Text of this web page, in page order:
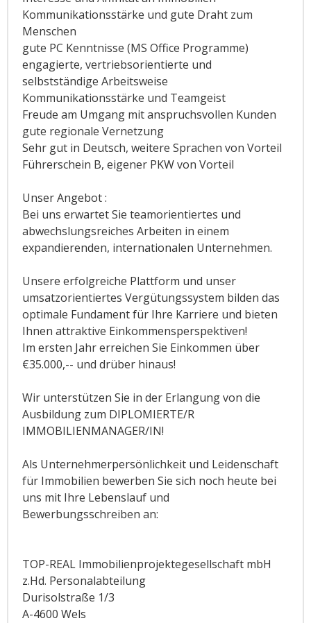
Kommunikationsstärke und gute Draht zum
Menschen
gute PC Kenntnisse (MS Office Programme)
engagierte, vertriebsorientierte und
selbstständige Arbeitsweise
Kommunikationsstärke und Teamgeist
Freude am Umgang mit anspruchsvollen Kunden
gute regionale Vernetzung
Sehr gut in Deutsch, weitere Sprachen von Vorteil
Führerschein B, eigener PKW von Vorteil
Unser Angebot :
Bei uns erwartet Sie teamorientiertes und
abwechslungsreiches Arbeiten in einem
expandierenden, internationalen Unternehmen.
Unsere erfolgreiche Plattform und unser
umsatzorientiertes Vergütungssystem bilden das
optimale Fundament für Ihre Karriere und bieten
Ihnen attraktive Einkommensperspektiven!
Im ersten Jahr erreichen Sie Einkommen über
€35.000,-- und drüber hinaus!
Wir unterstützen Sie in der Erlangung von die
Ausbildung zum DIPLOMIERTE/R
IMMOBILIENMANAGER/IN!
Als Unternehmerpersönlichkeit und Leidenschaft
für Immobilien bewerben Sie sich noch heute bei
uns mit Ihre Lebenslauf und
Bewerbungsschreiben an:
TOP-REAL Immobilienprojektegesellschaft mbH
z.Hd. Personalabteilung
Durisolstraße 1/3
A-4600 Wels